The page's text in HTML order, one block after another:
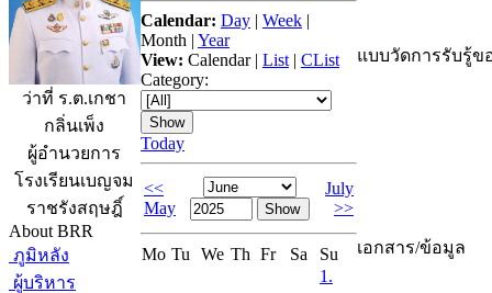
ว่าที่ ร.ต.เกชา
กลิ่นเพ็ง
ผู้อำนวยการ
โรงเรียนเบญจม
ราชรังสฤษฎิ์
About BRR
ภูมิหลัง
ผู้บริหาร
Calendar: Day | Week |
Month | Year
View: Calendar| List | CList
Category:
Today
<<
May
July
>>
Mo Tu We Th Fr Sa
Su
1.
แบบวัดการรับรู้ข
เอกสาร/ข้อมูล